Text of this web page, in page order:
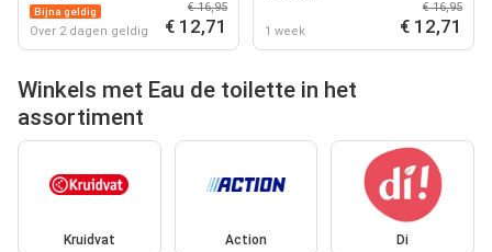
Bijna geldig
Over 2 dagen geldig
€ 16,95
€ 12,71 1 week
€ 16,95
€ 12,71
Winkels met Eau de toilette in het
assortiment
Kruidvat Action Di